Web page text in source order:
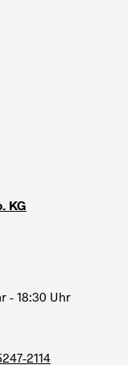
KG
- 18:30 Uhr
2114